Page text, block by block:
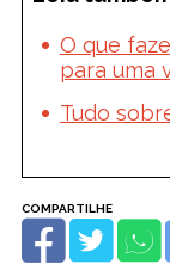
O que
para uma
Tudo